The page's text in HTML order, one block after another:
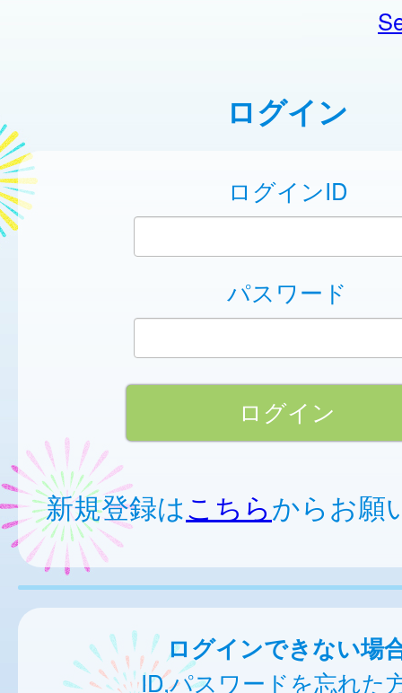
ログイン
ログインID
パスワード
新規登録はこちらからお願
ログインできない場
ID,パスワードを忘れた